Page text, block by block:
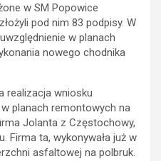
w SM Popowice
pod nim 83 podpisy. W
w planach
nowego chodnika
realizacja wniosku
planach remontowych na
Jolanta z Częstochowy,
Firma ta, wykonywała już w
asfaltowej na polbruk.